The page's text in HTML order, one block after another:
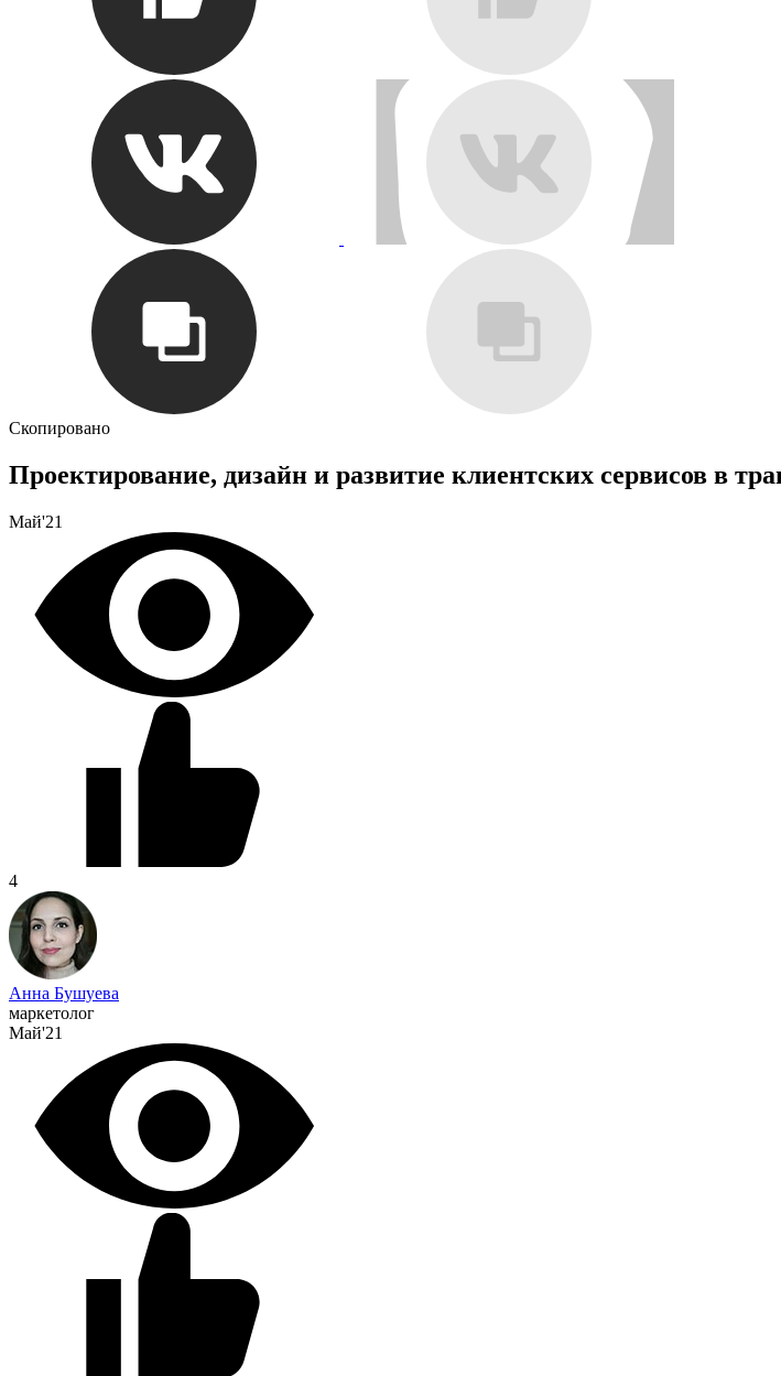
Скопировано
Проектирование, дизайн и развитие клиентских сервисов в
Май'21
4
Анна Бушуева
маркетолог
Май'21